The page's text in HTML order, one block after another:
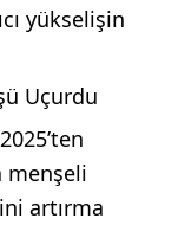
yükselişin
Uçurdu
menşeli
artırma